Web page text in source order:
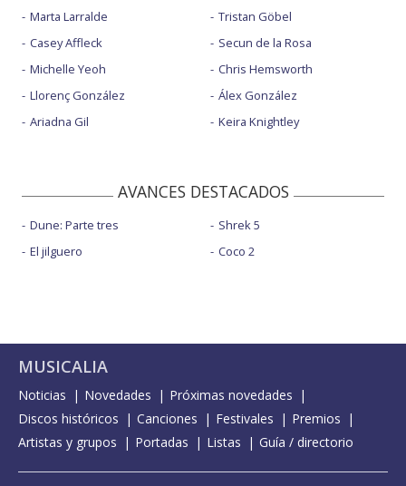
Marta Larralde
Casey Affleck
Michelle Yeoh
Llorenç González
Ariadna Gil
Tristan Göbel
Secun de la Rosa
Chris Hemsworth
Álex González
Keira Knightley
AVANCES DESTACADOS
Dune: Parte tres
El jilguero
Shrek 5
Coco 2
MUSICALIA
Noticias Novedades
Próximas novedades
Discos históricos
Canciones Festivales
Premios
Artistas y grupos
Portadas Listas Guía / directorio